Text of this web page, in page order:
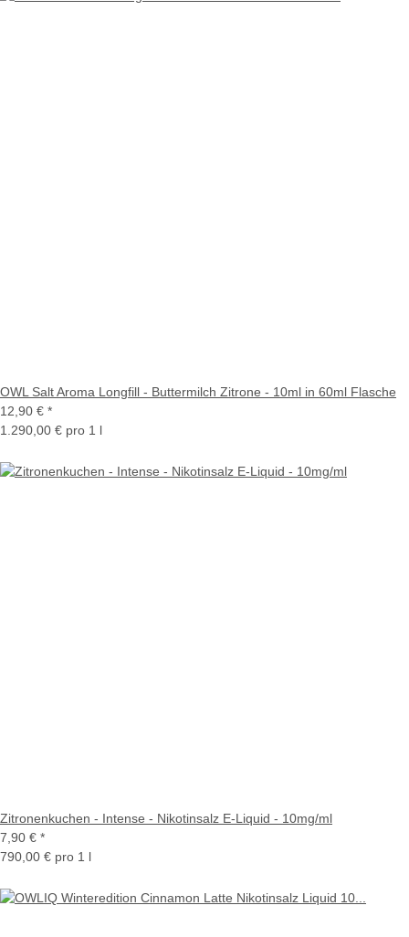
OWL Salt Aroma Longfill - Buttermilch Zitrone - 10ml in 60ml Flasche
12,90 € *
1.290,00 € pro 1 l
Zitronenkuchen - Intense - Nikotinsalz E-Liquid - 10mg/ml
7,90 € *
790,00 € pro 1 l